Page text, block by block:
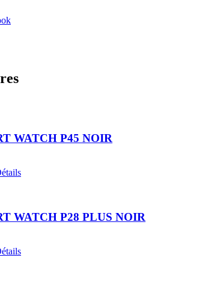
WATCH P45 NOIR
WATCH P28 PLUS NOIR